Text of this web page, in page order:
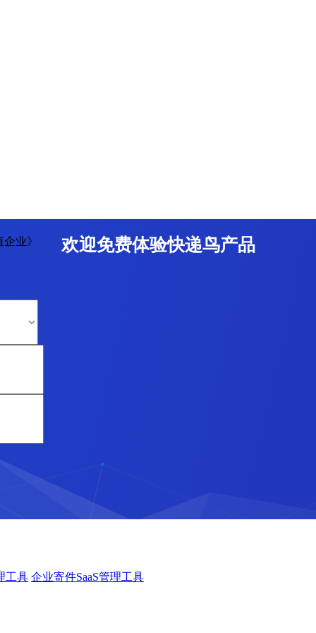
业》
欢迎免费体验快递鸟产品
工具 企业寄件SaaS管理工具